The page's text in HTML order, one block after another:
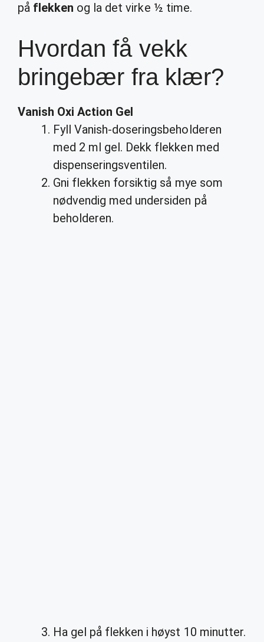
på flekken og la det virke ½ time.
Hvordan få vekk
bringebær fra klær?
Vanish Oxi Action Gel
Fyll Vanish-doseringsbeholderen
med 2 ml gel. Dekk flekken med
dispenseringsventilen.
Gni flekken forsiktig så mye som
nødvendig med undersiden på
beholderen.
Ha gel på flekken i høyst 10 minutter.